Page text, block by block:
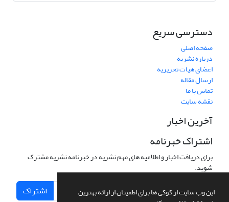
این وب سایت از کوکی ها برای اطمینان از ارائه بهترین
دسترسی سریع
صفحه اصلی
درباره نشریه
اعضای هیات تحریریه
ارسال مقاله
تماس با ما
نقشه سایت
آخرین اخبار
اشتراک خبرنامه
برای دریافت اخبار و اطلاعیه های مهم نشریه در خبرنامه نشریه مشترک
شوید.
اشتراک